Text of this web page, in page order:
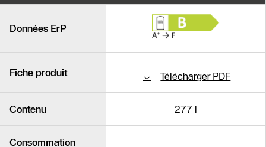
produits
Données ErP
Fiche produit Télécharger PDF
Contenu 277 l
Consommation